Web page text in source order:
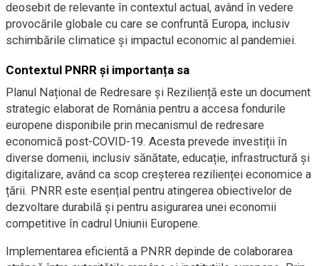
deosebit de relevante în contextul actual, având în vedere
provocările globale cu care se confruntă Europa, inclusiv
schimbările climatice și impactul economic al pandemiei.
Contextul PNRR și importanța sa
Planul Național de Redresare și Reziliență este un document
strategic elaborat de România pentru a accesa fondurile
europene disponibile prin mecanismul de redresare
economică post-COVID-19. Acesta prevede investiții în
diverse domenii, inclusiv sănătate, educație, infrastructură și
digitalizare, având ca scop creșterea rezilienței economice a
țării. PNRR este esențial pentru atingerea obiectivelor de
dezvoltare durabilă și pentru asigurarea unei economii
competitive în cadrul Uniunii Europene.
Implementarea eficientă a PNRR depinde de colaborarea